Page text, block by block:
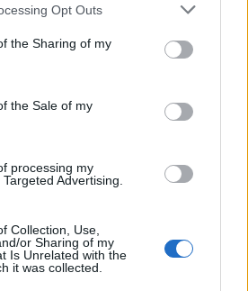
Opt Outs
the Sharing of my
the Sale of my
processing my
Advertising.
Collection, Use,
or Sharing of my
Is Unrelated with the
it was collected.
«din
perfect.
și femei
bine,